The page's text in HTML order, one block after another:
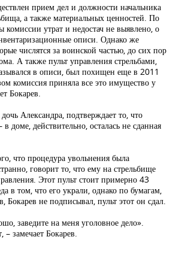
прием дел и должности начальника
а также материальных ценностей. По
комиссии утрат и недостач не выявлено, о
описи. Однако же
числятся за воинской частью, до сих пор
А также пульт управления стрельбами,
в описи, был похищен еще в 2011
комиссия приняла все это имущество у
Бокарев.
Александра, подтверждает то, что
доме, действительно, осталась не сданная
что процедура увольнения была
говорит то, что ему на стрельбище
Этот пульт стоит примерно 43
в том, что его украли, однако по бумагам,
Бокарев не подписывал, пульт этот он сдал.
заведите на меня уголовное дело».
– замечает Бокарев.